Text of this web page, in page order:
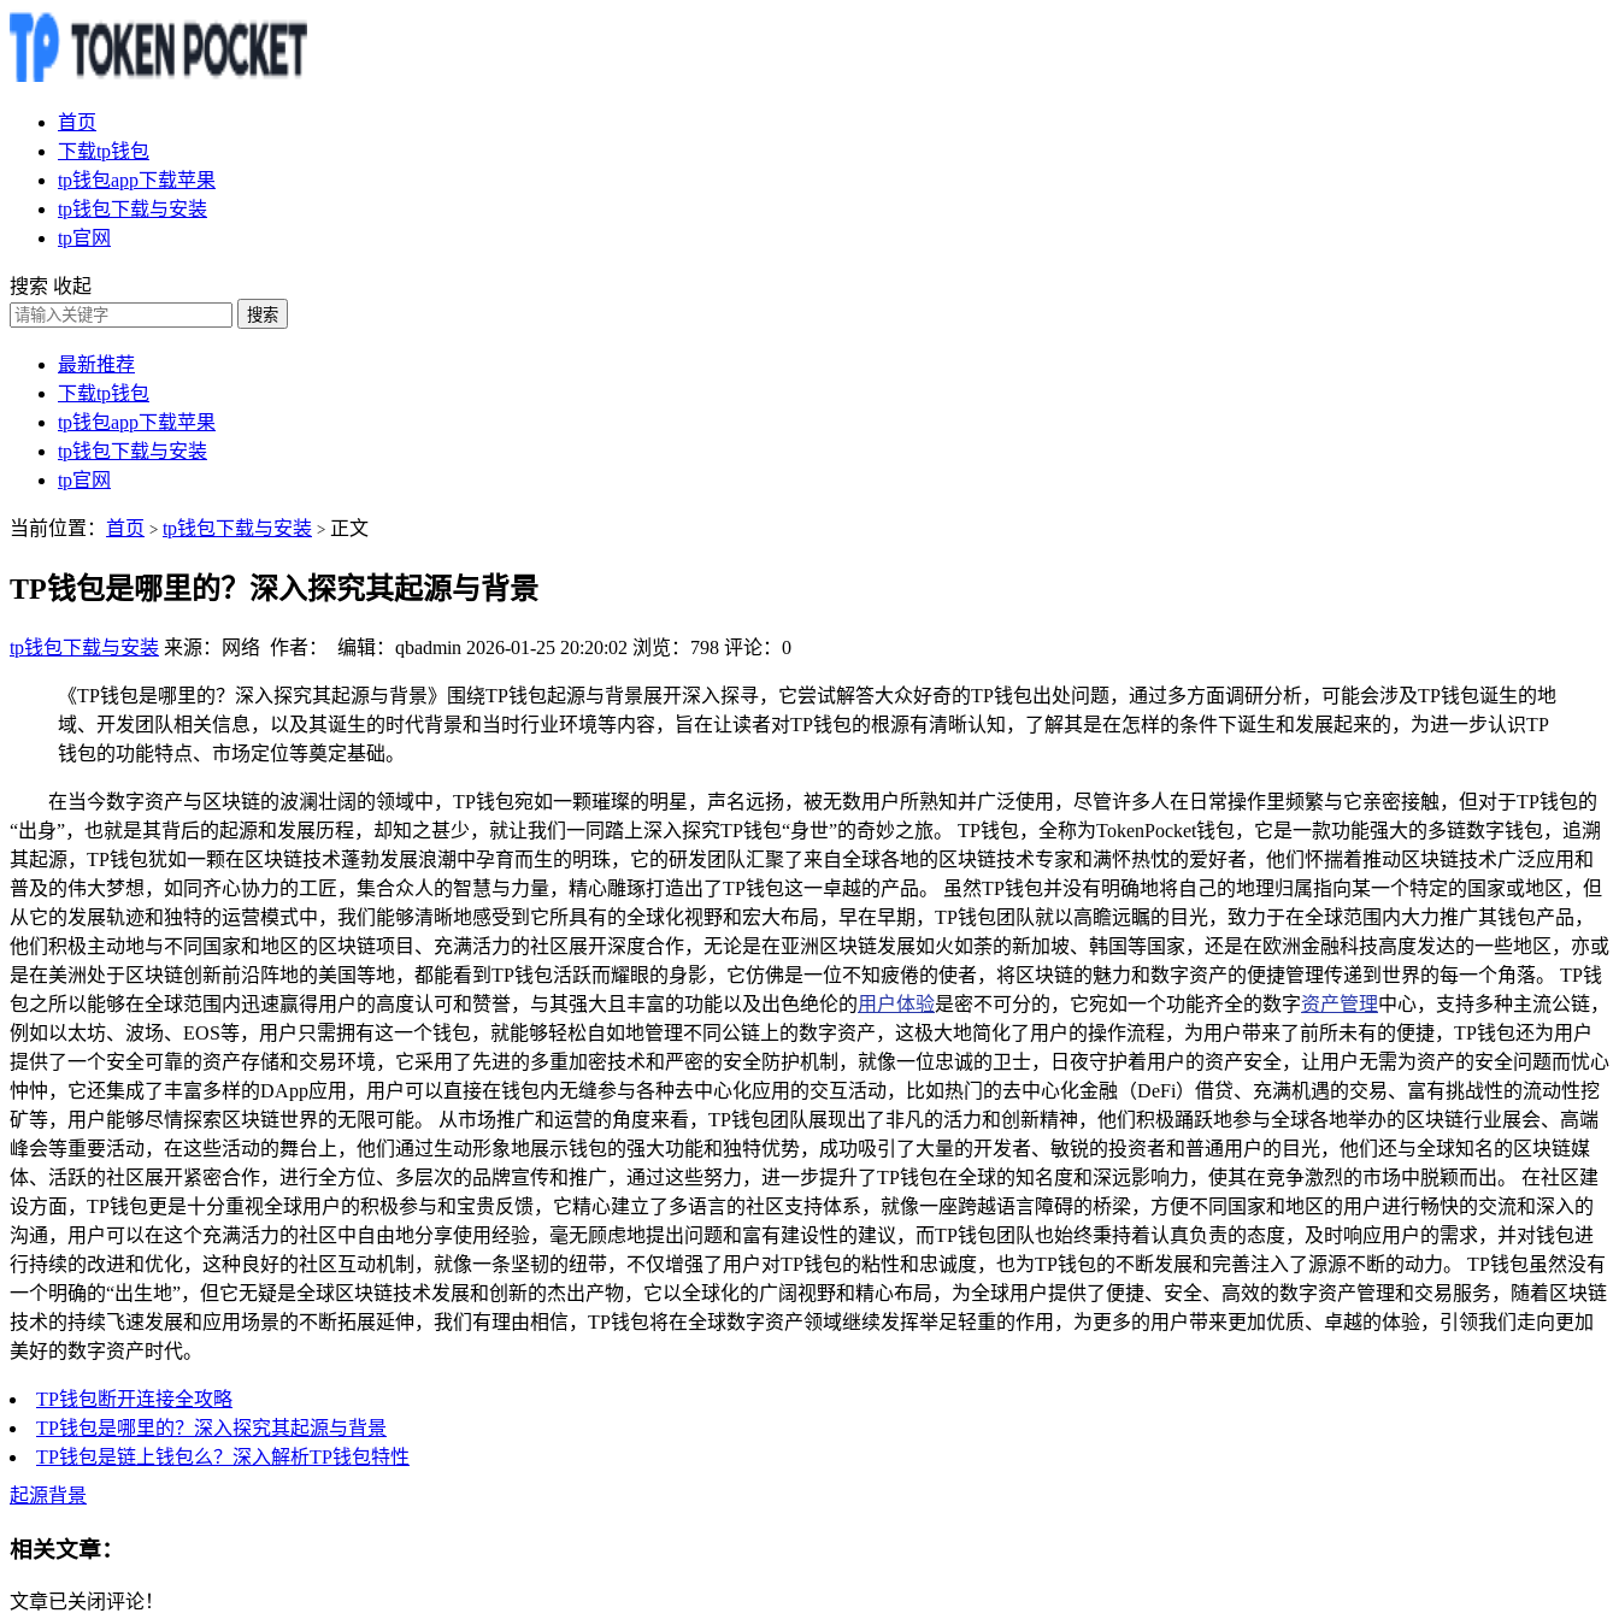
首页
下载tp钱包
tp钱包app下载苹果
tp钱包下载与安装
tp官网
搜索 收起
搜索
最新推荐
下载tp钱包
tp钱包app下载苹果
tp钱包下载与安装
tp官网
当前位置： 首页 > tp钱包下载与安装 > 正文
TP钱包是哪里的？深入探究其起源与背景
tp钱包下载与安装 来源：网络 作者： 编辑：qbadmin 2026-01-25 20:20:02 浏览：798 评论：0
《TP钱包是哪里的？深入探究其起源与背景》围绕TP钱包起源与背景展开深入探寻，它尝试解答大众好奇的TP钱包出处问题，通过多方面调研分析，可能会涉及TP钱包诞生的地
域、开发团队相关信息，以及其诞生的时代背景和当时行业环境等内容，旨在让读者对TP钱包的根源有清晰认知，了解其是在怎样的条件下诞生和发展起来的，为进一步认识TP
钱包的功能特点、市场定位等奠定基础。
在当今数字资产与区块链的波澜壮阔的领域中，TP钱包宛如一颗璀璨的明星，声名远扬，被无数用户所熟知并广泛使用，尽管许多人在日常操作里频繁与它亲密接触，但对于TP钱包的
“出身”，也就是其背后的起源和发展历程，却知之甚少，就让我们一同踏上深入探究TP钱包“身世”的奇妙之旅。 TP钱包，全称为TokenPocket钱包，它是一款功能强大的多链数字钱包，追溯
其起源，TP钱包犹如一颗在区块链技术蓬勃发展浪潮中孕育而生的明珠，它的研发团队汇聚了来自全球各地的区块链技术专家和满怀热忱的爱好者，他们怀揣着推动区块链技术广泛应用和
普及的伟大梦想，如同齐心协力的工匠，集合众人的智慧与力量，精心雕琢打造出了TP钱包这一卓越的产品。 虽然TP钱包并没有明确地将自己的地理归属指向某一个特定的国家或地区，但
从它的发展轨迹和独特的运营模式中，我们能够清晰地感受到它所具有的全球化视野和宏大布局，早在早期，TP钱包团队就以高瞻远瞩的目光，致力于在全球范围内大力推广其钱包产品，
他们积极主动地与不同国家和地区的区块链项目、充满活力的社区展开深度合作，无论是在亚洲区块链发展如火如荼的新加坡、韩国等国家，还是在欧洲金融科技高度发达的一些地区，亦或
是在美洲处于区块链创新前沿阵地的美国等地，都能看到TP钱包活跃而耀眼的身影，它仿佛是一位不知疲倦的使者，将区块链的魅力和数字资产的便捷管理传递到世界的每一个角落。 TP钱
包之所以能够在全球范围内迅速赢得用户的高度认可和赞誉，与其强大且丰富的功能以及出色绝伦的用户体验是密不可分的，它宛如一个功能齐全的数字资产管理中心，支持多种主流公链，
例如以太坊、波场、EOS等，用户只需拥有这一个钱包，就能够轻松自如地管理不同公链上的数字资产，这极大地简化了用户的操作流程，为用户带来了前所未有的便捷，TP钱包还为用户
提供了一个安全可靠的资产存储和交易环境，它采用了先进的多重加密技术和严密的安全防护机制，就像一位忠诚的卫士，日夜守护着用户的资产安全，让用户无需为资产的安全问题而忧心
忡忡，它还集成了丰富多样的DApp应用，用户可以直接在钱包内无缝参与各种去中心化应用的交互活动，比如热门的去中心化金融（DeFi）借贷、充满机遇的交易、富有挑战性的流动性挖
矿等，用户能够尽情探索区块链世界的无限可能。 从市场推广和运营的角度来看，TP钱包团队展现出了非凡的活力和创新精神，他们积极踊跃地参与全球各地举办的区块链行业展会、高端
峰会等重要活动，在这些活动的舞台上，他们通过生动形象地展示钱包的强大功能和独特优势，成功吸引了大量的开发者、敏锐的投资者和普通用户的目光，他们还与全球知名的区块链媒
体、活跃的社区展开紧密合作，进行全方位、多层次的品牌宣传和推广，通过这些努力，进一步提升了TP钱包在全球的知名度和深远影响力，使其在竞争激烈的市场中脱颖而出。 在社区建
设方面，TP钱包更是十分重视全球用户的积极参与和宝贵反馈，它精心建立了多语言的社区支持体系，就像一座跨越语言障碍的桥梁，方便不同国家和地区的用户进行畅快的交流和深入的
沟通，用户可以在这个充满活力的社区中自由地分享使用经验，毫无顾虑地提出问题和富有建设性的建议，而TP钱包团队也始终秉持着认真负责的态度，及时响应用户的需求，并对钱包进
行持续的改进和优化，这种良好的社区互动机制，就像一条坚韧的纽带，不仅增强了用户对TP钱包的粘性和忠诚度，也为TP钱包的不断发展和完善注入了源源不断的动力。 TP钱包虽然没有
一个明确的“出生地”，但它无疑是全球区块链技术发展和创新的杰出产物，它以全球化的广阔视野和精心布局，为全球用户提供了便捷、安全、高效的数字资产管理和交易服务，随着区块链
技术的持续飞速发展和应用场景的不断拓展延伸，我们有理由相信，TP钱包将在全球数字资产领域继续发挥举足轻重的作用，为更多的用户带来更加优质、卓越的体验，引领我们走向更加
美好的数字资产时代。
TP钱包断开连接全攻略
TP钱包是哪里的？深入探究其起源与背景
TP钱包是链上钱包么？深入解析TP钱包特性
起源背景
相关文章：
文章已关闭评论！